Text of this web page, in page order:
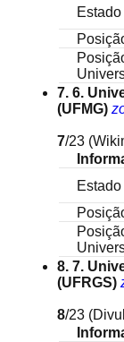
Estado
7. 6.
(UFMG)
7/23
Estado
8. 7.
(UFRGS)
8/23